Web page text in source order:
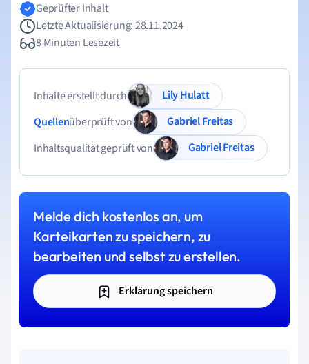
Geprüfter Inhalt
Letzte Aktualisierung: 28.11.2024
8 Minuten Lesezeit
Inhalte erstellt durch
Lily Hulatt
Quellenüberprüft von
Gabriel Freitas
Inhaltsqualität geprüft von
Gabriel Freitas
Melde dich kostenlos an, um
Karteikarten zu speichern, zu
bearbeiten und selbst zu erstellen.
Erklärung speichern